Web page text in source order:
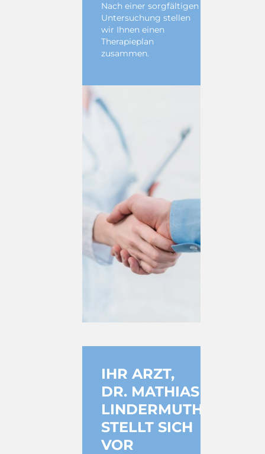
Nach einer sorgfältigen
Untersuchung stellen
wir Ihnen einen
Therapieplan
zusammen.
IHR ARZT,
DR. MATHIAS
LINDERMUTH,
STELLT SICH
VOR